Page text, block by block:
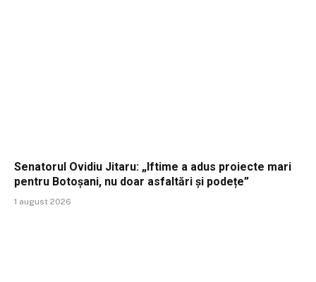
Senatorul Ovidiu Jitaru: „Iftime a adus proiecte mari
pentru Botoșani, nu doar asfaltări și podețe”
1 august 2026